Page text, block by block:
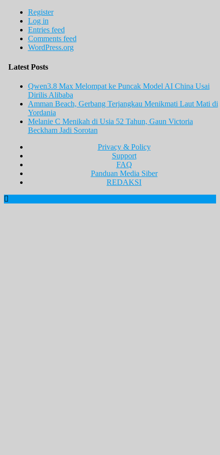
Register
Log in
Entries feed
Comments feed
WordPress.org
Latest Posts
Qwen3.8 Max Melompat ke Puncak Model AI China Usai
Dirilis Alibaba
Amman Beach, Gerbang Terjangkau Menikmati Laut Mati di
Yordania
Melanie C Menikah di Usia 52 Tahun, Gaun Victoria
Beckham Jadi Sorotan
Privacy & Policy
Support
FAQ
Panduan Media Siber
REDAKSI